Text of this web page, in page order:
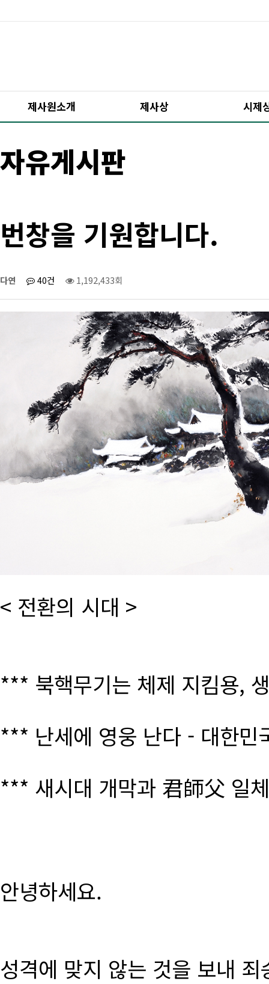
제사원소개 제사상 시제
자유게시판
번창을 기원합니다.
다연 40건 1,192,433회
< 전환의 시대 >
*** 북핵무기는 체제 지킴용,
*** 난세에 영웅 난다 - 대한
*** 새시대 개막과 君師父 일
안녕하세요.
성격에 맞지 않는 것을 보내